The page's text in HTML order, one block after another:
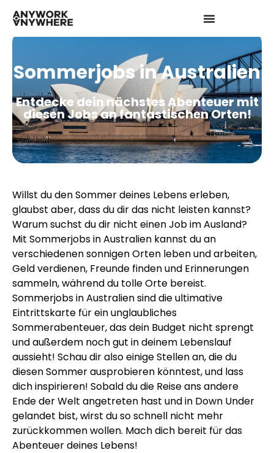
Sommerjobs in Australien
Entdecke dein nächstes Abenteuer mit
diesen Jobs an fantastischen Orten!
Willst du den Sommer deines Lebens erleben,
glaubst aber, dass du dir das nicht leisten kannst?
Warum suchst du dir nicht einen Job im Ausland?
Mit Sommerjobs in Australien kannst du an
verschiedenen sonnigen Orten leben und arbeiten,
Geld verdienen, Freunde finden und Erinnerungen
sammeln, während du tolle Orte bereist.
Sommerjobs in Australien sind die ultimative
Eintrittskarte für ein unglaubliches
Sommerabenteuer, das dein Budget nicht sprengt
und außerdem noch gut in deinem Lebenslauf
aussieht! Schau dir also einige Stellen an, die du
diesen Sommer ausprobieren könntest, und lass
dich inspirieren! Sobald du die Reise ans andere
Ende der Welt angetreten hast und in Down Under
gelandet bist, wirst du so schnell nicht mehr
zurückkommen wollen. Mach dich bereit für das
Abenteuer deines Lebens!